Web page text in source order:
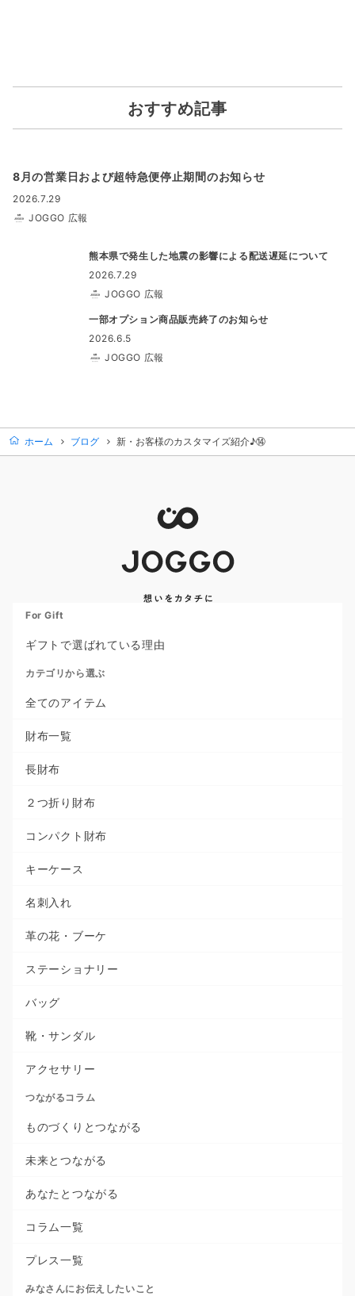
おすすめ記事
8月の営業日および超特急便停止期間のお知らせ
2026.7.29
JOGGO 広報
熊本県で発生した地震の影響による配送遅延について
2026.7.29
JOGGO 広報
一部オプション商品販売終了のお知らせ
2026.6.5
JOGGO 広報
ホーム ブログ 新・お客様のカスタマイズ紹介♪⑭
For Gift
ギフトで選ばれている理由
カテゴリから選ぶ
全てのアイテム
財布一覧
長財布
２つ折り財布
コンパクト財布
キーケース
名刺入れ
革の花・ブーケ
ステーショナリー
バッグ
靴・サンダル
アクセサリー
つながるコラム
ものづくりとつながる
未来とつながる
あなたとつながる
コラム一覧
プレス一覧
みなさんにお伝えしたいこと